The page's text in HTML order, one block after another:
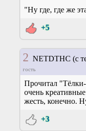
"Ну где, где же
+5
2 NETDTHC (с
гость
Прочитал
очень
жесть, конечно.
+3